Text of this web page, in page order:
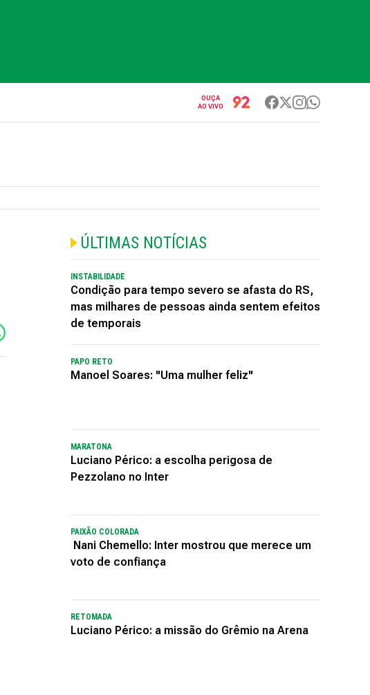
OUÇA
AO VIVO
ÚLTIMAS NOTÍCIAS
INSTABILIDADE
Condição para tempo severo se afasta do RS,
mas milhares de pessoas ainda sentem efeitos
de temporais
PAPO RETO
Manoel Soares: "Uma mulher feliz"
MARATONA
Luciano Périco: a escolha perigosa de
Pezzolano no Inter
PAIXÃO COLORADA
Nani Chemello: Inter mostrou que merece um
voto de confiança
RETOMADA
Luciano Périco: a missão do Grêmio na Arena